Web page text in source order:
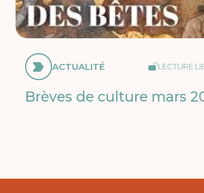
ACTUALITÉ LECTURE
Brèves de culture mars